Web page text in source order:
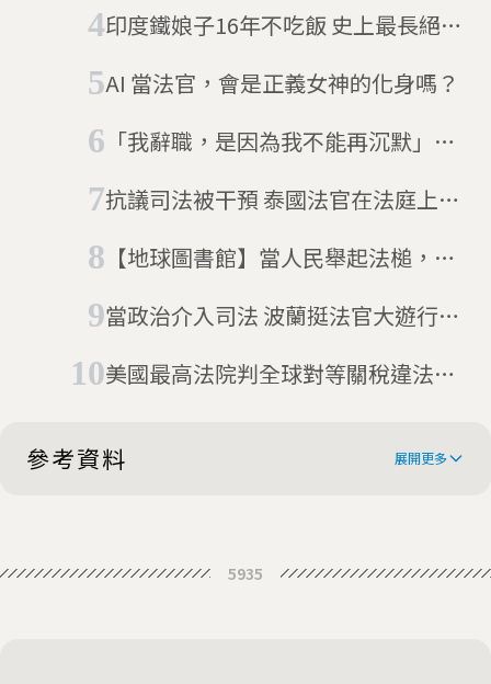
印度鐵娘子16年不吃飯 史上最長絕食
AI 當法官，會是正義女神的化身嗎？
「我辭職，是因為我不能再沉默」聯
法治危機的警鐘
抗議司法被干預 泰國法官在法庭上自
【地球圖書館】當人民舉起法槌，如
民法官的量刑思辨
當政治介入司法 波蘭挺法官大遊行捍
美國最高法院判全球對等關稅違法無
愛國！」
參考資料 展開更多
for more judges
5935